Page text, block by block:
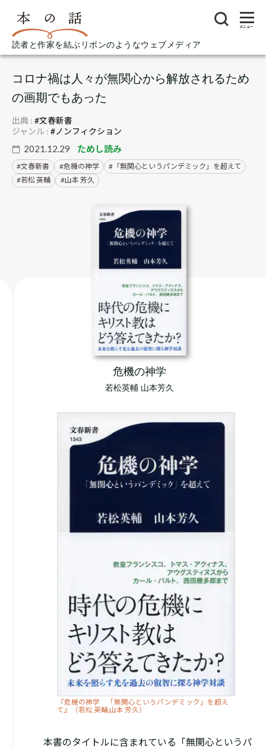
読者と作家を結ぶリボンのようなウェブメディア
メニュー
コロナ禍は人々が無関心から解放されるため
の画期でもあった
2021.12.29 ためし読み
文春新書 危機の神学
「無関心というパンデミック」を超えて
若松 英輔
山本 芳久
出典 : #文春新書
ジャンル : #ノンフィクション
危機の神学
若松英輔 山本芳久
『危機の神学 「無関心というパンデミック」を超え
て』（若松 英輔,山本 芳久）
本書のタイトルに含まれている「無関心というパ